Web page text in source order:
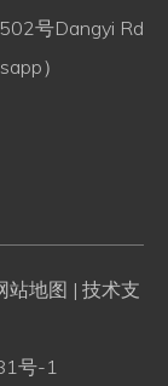
号Dangyi Rd
）
站地图 | 技术支
号-1